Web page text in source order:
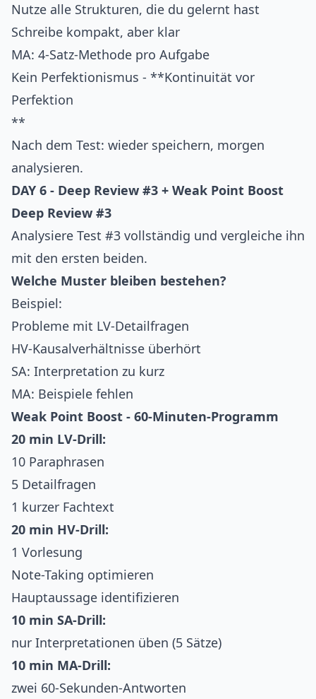
Nutze alle Strukturen, die du gelernt hast
Schreibe kompakt, aber klar
MA: 4-Satz-Methode pro Aufgabe
Kein Perfektionismus - **Kontinuität vor
Perfektion
**
Nach dem Test: wieder speichern, morgen
analysieren.
DAY 6 - Deep Review #3 + Weak Point Boost
Deep Review #3
Analysiere Test #3 vollständig und vergleiche ihn
mit den ersten beiden.
Welche Muster bleiben bestehen?
Beispiel:
Probleme mit LV-Detailfragen
HV-Kausalverhältnisse überhört
SA: Interpretation zu kurz
MA: Beispiele fehlen
Weak Point Boost - 60-Minuten-Programm
20 min LV-Drill:
10 Paraphrasen
5 Detailfragen
1 kurzer Fachtext
20 min HV-Drill:
1 Vorlesung
Note-Taking optimieren
Hauptaussage identifizieren
10 min SA-Drill:
nur Interpretationen üben (5 Sätze)
10 min MA-Drill:
zwei 60-Sekunden-Antworten